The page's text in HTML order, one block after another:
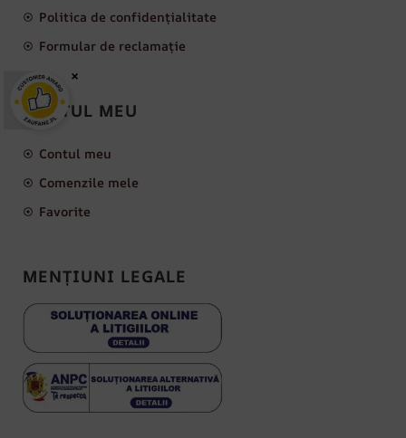
Politica de confidențialitate
Formular de reclamație
CONTUL MEU
Contul meu
Comenzile mele
Favorite
MENȚIUNI LEGALE
×